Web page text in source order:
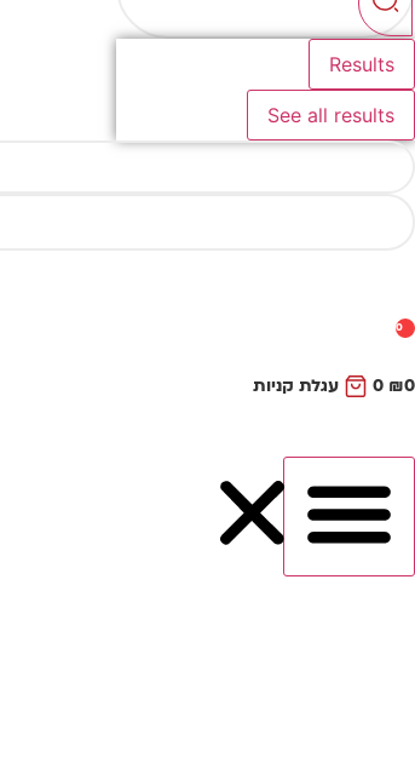
Results
See all results
0
₪0
0 עגלת קניות